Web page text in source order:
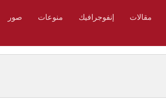
مقالات إنفوجرافيك منوعات صور